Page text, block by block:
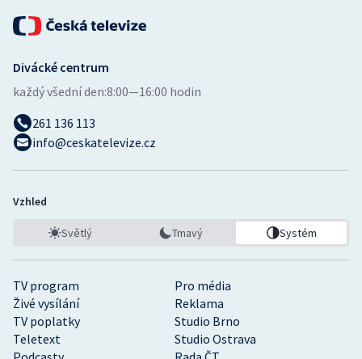
TV program
Pro média
Živé vysílání
Reklama
TV poplatky
Studio Brno
Teletext
Studio Ostrava
Divácké centrum
každý všední den:8:00—16:00 hodin
261 136 113
info@ceskatelevize.cz
Vzhled
Světlý Tmavý Systém